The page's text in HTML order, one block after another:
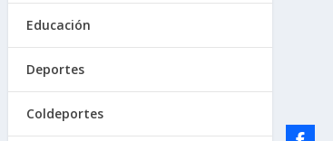
Educación
Deportes
Coldeportes